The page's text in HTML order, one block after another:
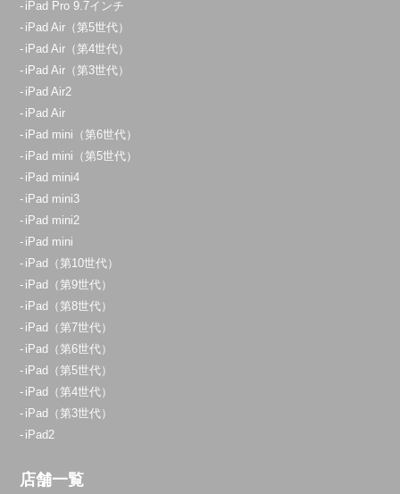
iPad Pro 9.7インチ
iPad Air（第5世代）
iPad Air（第4世代）
iPad Air（第3世代）
iPad Air2
iPad Air
iPad mini（第6世代）
iPad mini（第5世代）
iPad mini4
iPad mini3
iPad mini2
iPad mini
iPad（第10世代）
iPad（第9世代）
iPad（第8世代）
iPad（第7世代）
iPad（第6世代）
iPad（第5世代）
iPad（第4世代）
iPad（第3世代）
iPad2
店舗一覧